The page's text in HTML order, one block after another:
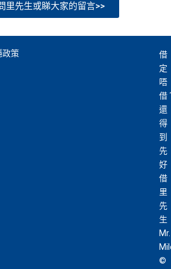
里先生或睇大家的留言>>
政策
借
定
唔
借
還
得
到
先
好
借
里
先
生
Mr.
©